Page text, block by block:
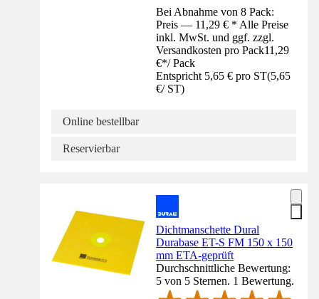
Bei Abnahme von 8 Pack:
Preis — 11,29 € * Alle Preise
inkl. MwSt. und ggf. zzgl.
Versandkosten pro Pack11,29
€*/ Pack
Entspricht 5,65 € pro ST(5,65
€/ ST)
Online bestellbar
Reservierbar
Dichtmanschette Dural
Durabase ET-S FM 150 x 150
mm ETA-geprüft
Durchschnittliche Bewertung:
5 von 5 Sternen. 1 Bewertung.